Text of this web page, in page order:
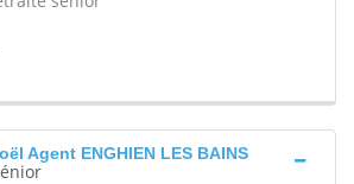
Agent ENGHIEN LES BAINS